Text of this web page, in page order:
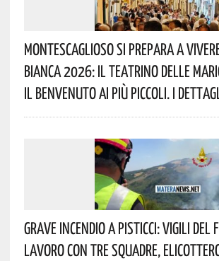
Montescaglioso Si Prepara A
Bianca 2026: Il Teatrino Delle
Il Benvenuto Ai Più Piccoli. I
Grave Incendio A Pisticci: Vigili Del
Lavoro Con Tre Squadre,